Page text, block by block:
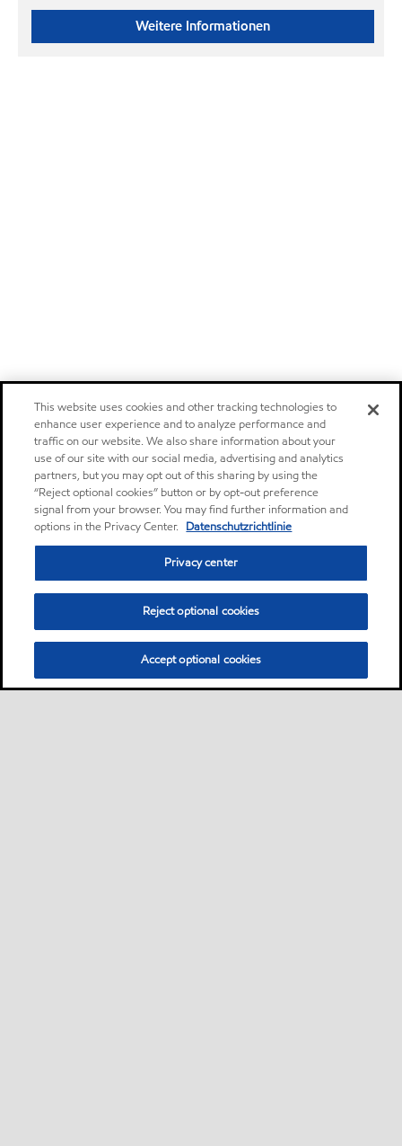
Weitere Informationen
This website uses cookies and other tracking technologies to
enhance user experience and to analyze performance and
traffic on our website. We also share information about your
use of our site with our social media, advertising and analytics
partners, but you may opt out of this sharing by using the
“Reject optional cookies” button or by opt-out preference
signal from your browser. You may find further information and
options in the Privacy Center. Datenschutzrichtlinie
Privacy center
Reject optional cookies
Accept optional cookies